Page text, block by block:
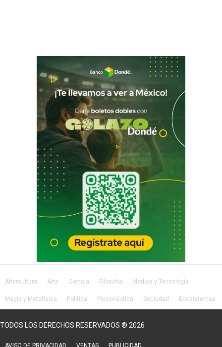
Altercultura Arte Ciencia Filosofía Medios y Tecnología
Magia y Metafísica Política Psiconáutica Sociedad Ecosistemas
TODOS LOS DERECHOS RESERVADOS ® 2026